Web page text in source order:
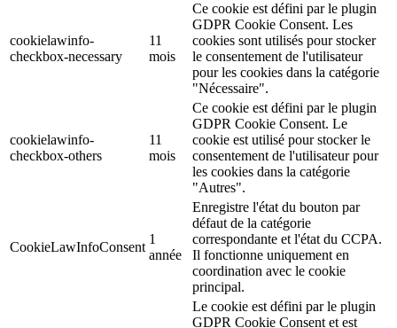
cookielawinfo-
checkbox-necessary
11
mois
Ce cookie est défini par le plugin
GDPR Cookie Consent. Les
cookies sont utilisés pour stocker
le consentement de l'utilisateur
pour les cookies dans la catégorie
"Nécessaire".
cookielawinfo-
checkbox-others
11
mois
Ce cookie est défini par le plugin
GDPR Cookie Consent. Le
cookie est utilisé pour stocker le
consentement de l'utilisateur pour
les cookies dans la catégorie
"Autres".
CookieLawInfoConsent
1
année
Enregistre l'état du bouton par
défaut de la catégorie
correspondante et l'état du CCPA.
Il fonctionne uniquement en
coordination avec le cookie
principal.
Le cookie est défini par le plugin
GDPR Cookie Consent et est